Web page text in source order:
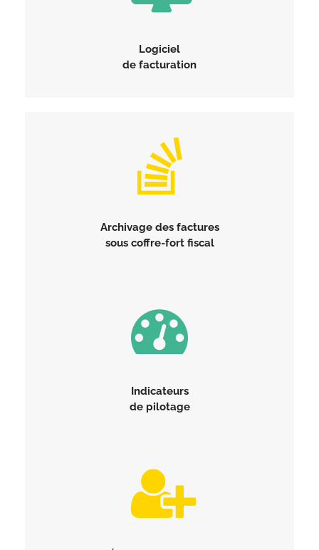
Logiciel
de facturation
Archivage des factures
sous coffre-fort fiscal
Indicateurs
de pilotage